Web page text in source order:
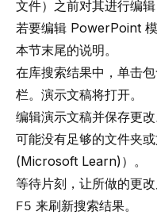
文件）之前对其进行编
若要编辑 PowerPoint
本节末尾的说明。
在库搜索结果中，单击
栏。演示文稿将打开。
编辑演示文稿并保存更
可能没有足够的文件夹
(Microsoft Learn)）。
等待片刻，让所做的更
F5 来刷新搜索结果。